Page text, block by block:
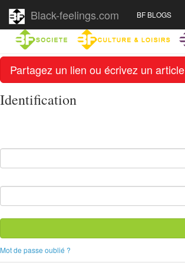
Partagez un lien ou écrivez un article
Black-feelings.com BF BLOGS
Identification
Mot de passe oublié ?